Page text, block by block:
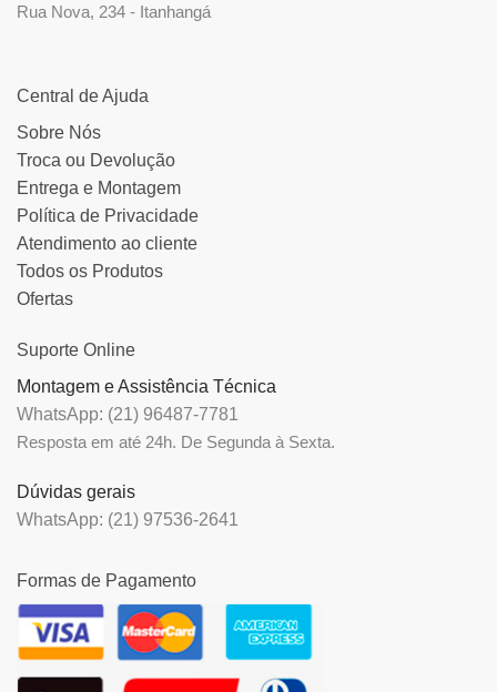
Rua Nova, 234 - Itanhangá
Central de Ajuda
Sobre Nós
Troca ou Devolução
Entrega e Montagem
Política de Privacidade
Atendimento ao cliente
Todos os Produtos
Ofertas
Suporte Online
Montagem e Assistência Técnica
WhatsApp: (21) 96487-7781
Resposta em até 24h. De Segunda à Sexta.
Dúvidas gerais
WhatsApp: (21) 97536-2641
Formas de Pagamento